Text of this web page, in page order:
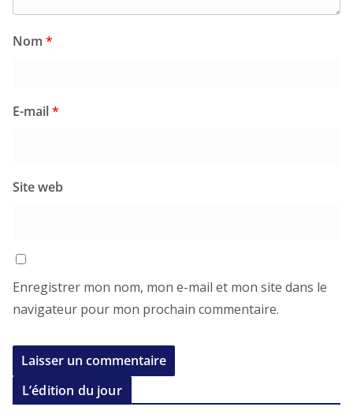
Nom *
E-mail*
Site web
Enregistrer mon nom, mon e-mail et mon site dans le
navigateur pour mon prochain commentaire.
L’édition du jour